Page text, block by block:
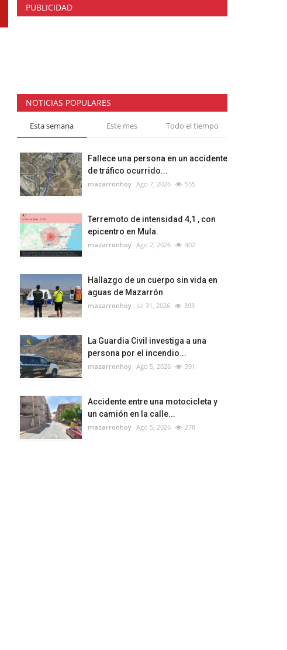
PUBLICIDAD
NOTICIAS POPULARES
Esta semana Este mes Todo el tiempo
Fallece una persona en un accidente
de tráfico ocurrido...
mazarronhoy Ago 7, 2026 555
Terremoto de intensidad 4,1 , con
epicentro en Mula.
mazarronhoy Ago 2, 2026 402
Hallazgo de un cuerpo sin vida en
aguas de Mazarrón
mazarronhoy Jul 31, 2026 393
La Guardia Civil investiga a una
persona por el incendio...
mazarronhoy Ago 5, 2026 391
Accidente entre una motocicleta y
un camión en la calle...
mazarronhoy Ago 5, 2026 278